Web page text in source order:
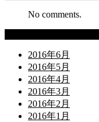
No comments.
2016年6月
2016年5月
2016年4月
2016年3月
2016年2月
2016年1月